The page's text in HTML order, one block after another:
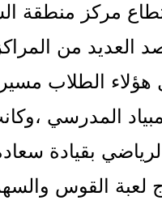
مركز منطقة
العديد من
الطلاب
المدرسي
بقيادة
لعبة القوس